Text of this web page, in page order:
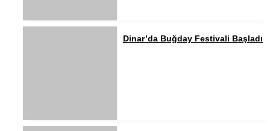
Dinar’da Buğday Festivali Başladı